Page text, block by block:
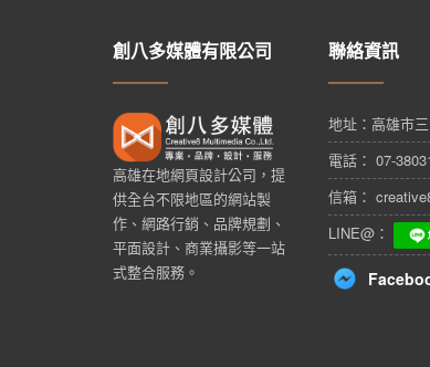
創八多媒體有限公司
高雄在地網頁設計公司，提
供全台不限地區的網站製
作、網路行銷、品牌規劃、
平面設計、商業攝影等一站
式整合服務。
聯絡資訊
地址： 高雄市
電話： 07-
信箱：
LINE@：